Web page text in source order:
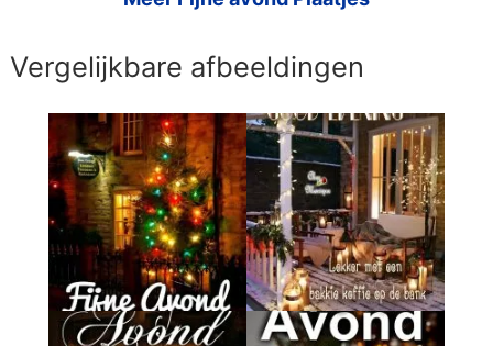
Vergelijkbare afbeeldingen